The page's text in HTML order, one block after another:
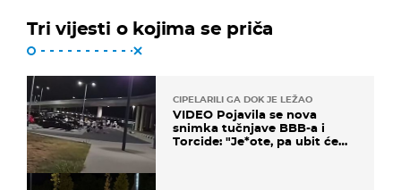
Tri vijesti o kojima se priča
CIPELARILI GA DOK JE LEŽAO
VIDEO Pojavila se nova
snimka tučnjave BBB-a i
Torcide: "Je*ote, pa ubit će